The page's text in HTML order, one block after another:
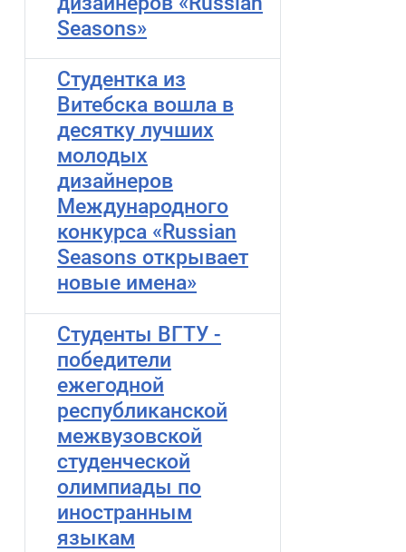
Seasons»
Студентка из
Витебска вошла в
десятку лучших
молодых
дизайнеров
Международного
конкурса «Russian
Seasons открывает
новые имена»
Студенты ВГТУ -
победители
ежегодной
республиканской
межвузовской
студенческой
олимпиады по
иностранным
языкам